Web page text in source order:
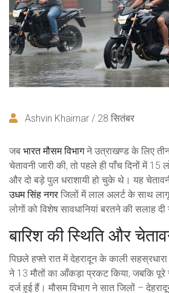
Ashvin Khairnar / 28 सितंबर
जब भारत मौसम विभागने उत्राखण्ड के लिए
चेतावनी जारी की, तो पहले ही पाँच दिनों में
और दो बड़े पुल धराशायी हो चुके थे। यह
उधम सिंह नगर जिलों में लाल अलर्ट के साथ
लोगों को विशेष सावधानियां बरतने की सलाह दी
बारिश की स्थिति और
पिछले हफ्ते रात में देहरादून के काली
ने 13 मौतों का आँकड़ा प्रकट किया, जबकि पूरे
दर्ज हुई हैं। मौसम विभाग ने सात जिलों –